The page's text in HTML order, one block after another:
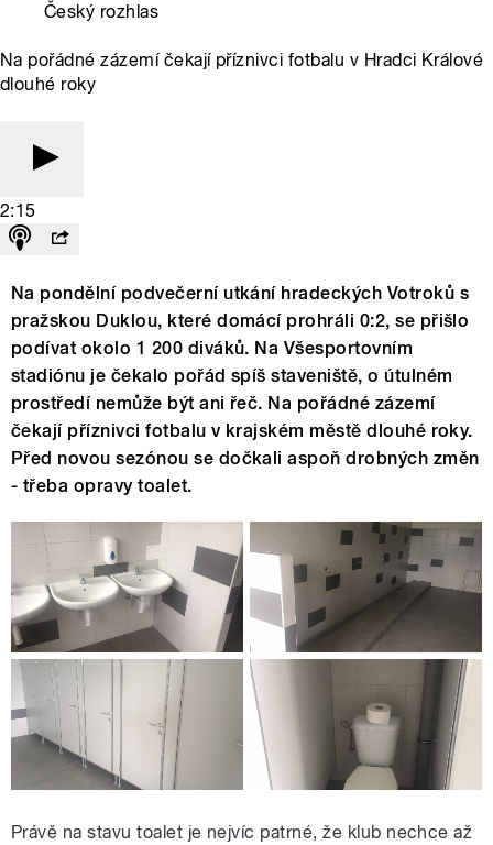
Český rozhlas
Na pořádné zázemí čekají příznivci fotbalu v Hradci Králové
dlouhé roky
2:15
Na pondělní podvečerní utkání hradeckých Votroků s
pražskou Duklou, které domácí prohráli 0:2, se přišlo
podívat okolo 1 200 diváků. Na Všesportovním
stadiónu je čekalo pořád spíš staveniště, o útulném
prostředí nemůže být ani řeč. Na pořádné zázemí
čekají příznivci fotbalu v krajském městě dlouhé roky.
Před novou sezónou se dočkali aspoň drobných změn
- třeba opravy toalet.
Právě na stavu toalet je nejvíc patrné, že klub nechce až